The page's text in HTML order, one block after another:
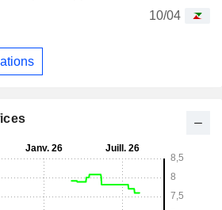
10/04